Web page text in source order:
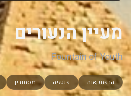
מעיין הנעורים
Fountain of Youth
הרפתקאות פנטזיה מסתורין